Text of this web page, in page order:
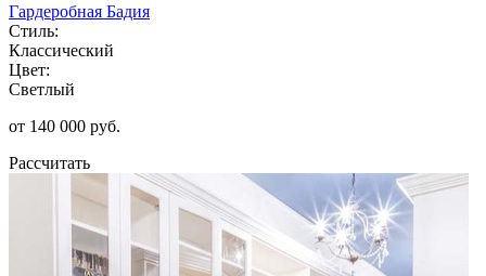
Гардеробная Бадия
Стиль:
Классический
Цвет:
Светлый
от 140 000 руб.
Рассчитать